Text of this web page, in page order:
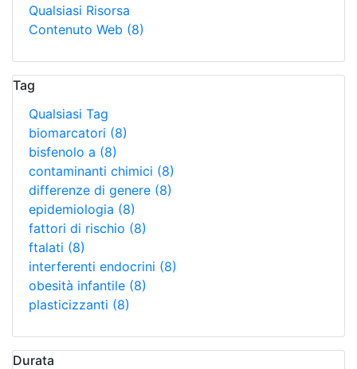
Qualsiasi Risorsa
Contenuto Web (8)
Tag
Qualsiasi Tag
biomarcatori (8)
bisfenolo a (8)
contaminanti chimici (8)
differenze di genere (8)
epidemiologia (8)
fattori di rischio (8)
ftalati (8)
interferenti endocrini (8)
obesità infantile (8)
plasticizzanti (8)
Durata